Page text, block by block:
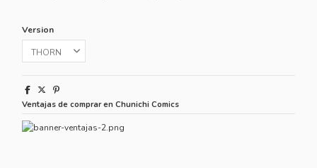
Version
Ventajas de comprar en Chunichi Comics